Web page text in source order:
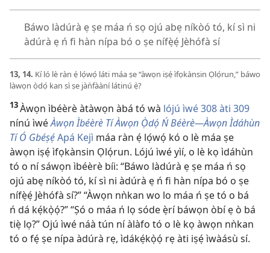
Báwo làdúrà ẹ ṣe máa ń sọ ojú abẹ níkòó tó, kí sì ni
àdúrà ẹ ń fi hàn nípa bó o ṣe nífẹ̀ẹ́ Jèhófà sí
13, 14. Kí ló lè ràn ẹ́ lọ́wọ́ láti máa ṣe “àwọn iṣẹ́ ìfọkànsin Ọlọ́run,” báwo
làwọn ọ̀dọ́ kan sì ṣe jàǹfààní látinú ẹ̀?
13Àwọn ìbéèrè àtàwọn àbá tó wà lójú ìwé 308 àti 309
nínú ìwéÀwọn Ìbéèrè Tí Àwọn Ọ̀dọ́ Ń Béèrè—Àwọn Ìdáhùn
Tí Ó Gbéṣẹ́Apá Kejì máa ràn ẹ́ lọ́wọ́ kó o lè máa ṣe
àwọn iṣẹ́ ìfọkànsin Ọlọ́run. Lójú ìwé yìí, o lè kọ ìdáhùn
tó o ní sáwọn ìbéèrè bíi: “Báwo làdúrà ẹ ṣe máa ń sọ
ojú abẹ níkòó tó, kí sì ni àdúrà ẹ ń fi hàn nípa bó o ṣe
nífẹ̀ẹ́ Jèhófà sí?” “Àwọn nǹkan wo lo máa ń ṣe tó o bá
ń dá kẹ́kọ̀ọ́?” “Ṣó o máa ń lọ sóde ẹ̀rí báwọn òbí ẹ ò bá
tiẹ̀ lọ?” Ojú ìwé náà tún ní àlàfo tó o lè kọ àwọn nǹkan
tó o fẹ́ ṣe nípa àdúrà rẹ, ìdákẹ́kọ̀ọ́ rẹ àti iṣẹ́ ìwàásù sí.